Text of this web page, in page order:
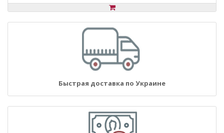
Быстрая доставка по Украине